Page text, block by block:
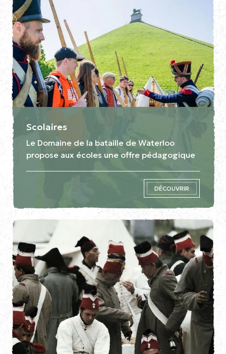
Scolaires
Le Domaine de la bataille de Waterloo
propose aux écoles une offre pédagogique
DÉCOUVRIR